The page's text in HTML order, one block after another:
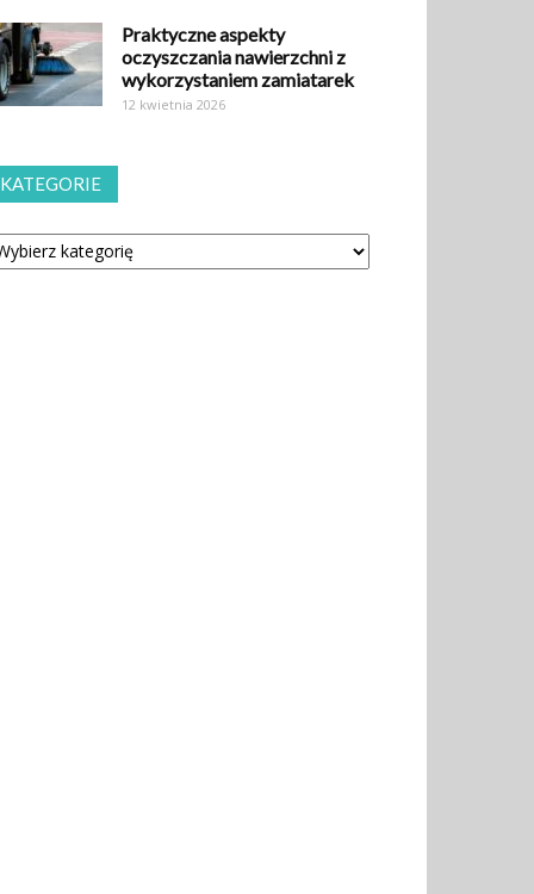
Praktyczne aspekty
oczyszczania nawierzchni z
wykorzystaniem zamiatarek
12 kwietnia 2026
KATEGORIE